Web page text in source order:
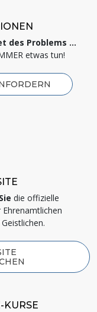
des Problems …
etwas tun!
die offizielle
KURSE